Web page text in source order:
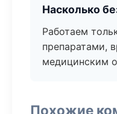
Насколько
Работаем
препаратами,
медицинским
Похожие